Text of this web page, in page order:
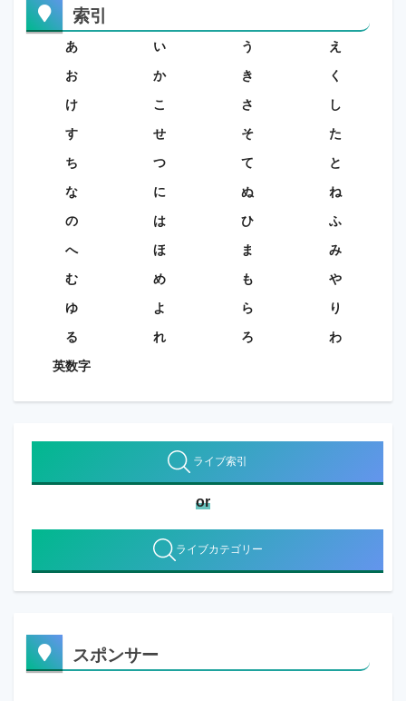
索引
あ い う
え
お
か き
く
け
こ さ
し
す
せ そ
た
ち
つ て
と
な
に ぬ
ね
の
は ひ
ふ
へ
ほ ま
み
む
め も
や
ゆ
よ ら
り
る
れ ろ
わ
英数字
ライブ索引
or
ライブカテゴリー
スポンサー